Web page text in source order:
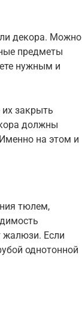
декора. Можно
предметы
нужным и
закрыть
должны
на этом и
тюлем,
жалюзи. Если
однотонной